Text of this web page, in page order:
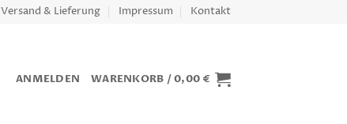
Versand & Lieferung Impressum Kontakt
ANMELDEN WARENKORB /0,00 €